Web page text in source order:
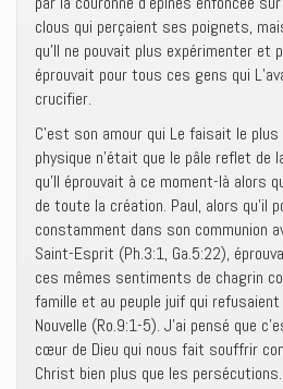
clous qui perçaient ses poignets,
qu’Il ne pouvait plus expérimenter et
éprouvait pour tous ces gens qui
crucifier.
C’est son amour qui Le faisait le
physique n’était que le pâle reflet de
qu’Il éprouvait à ce moment-là alors
de toute la création. Paul, alors qu’il
constamment dans son communion
Saint-Esprit (Ph.3:1, Ga.5:22),
ces mêmes sentiments de chagrin
famille et au peuple juif qui refusaient
Nouvelle (Ro.9:1-5). J’ai pensé que
cœur de Dieu qui nous fait souffrir
Christ bien plus que les persécutions.